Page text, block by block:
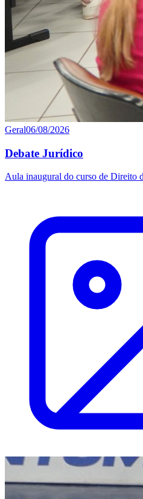
Geral06/08/2026
Debate Jurídico
Aula inaugural do curso de Direito